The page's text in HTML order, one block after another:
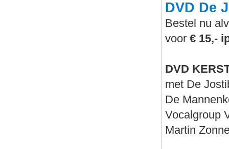
DVD De
Bestel nu
voor € 15,-
DVD
met De
De
Vocalgroup
Martin